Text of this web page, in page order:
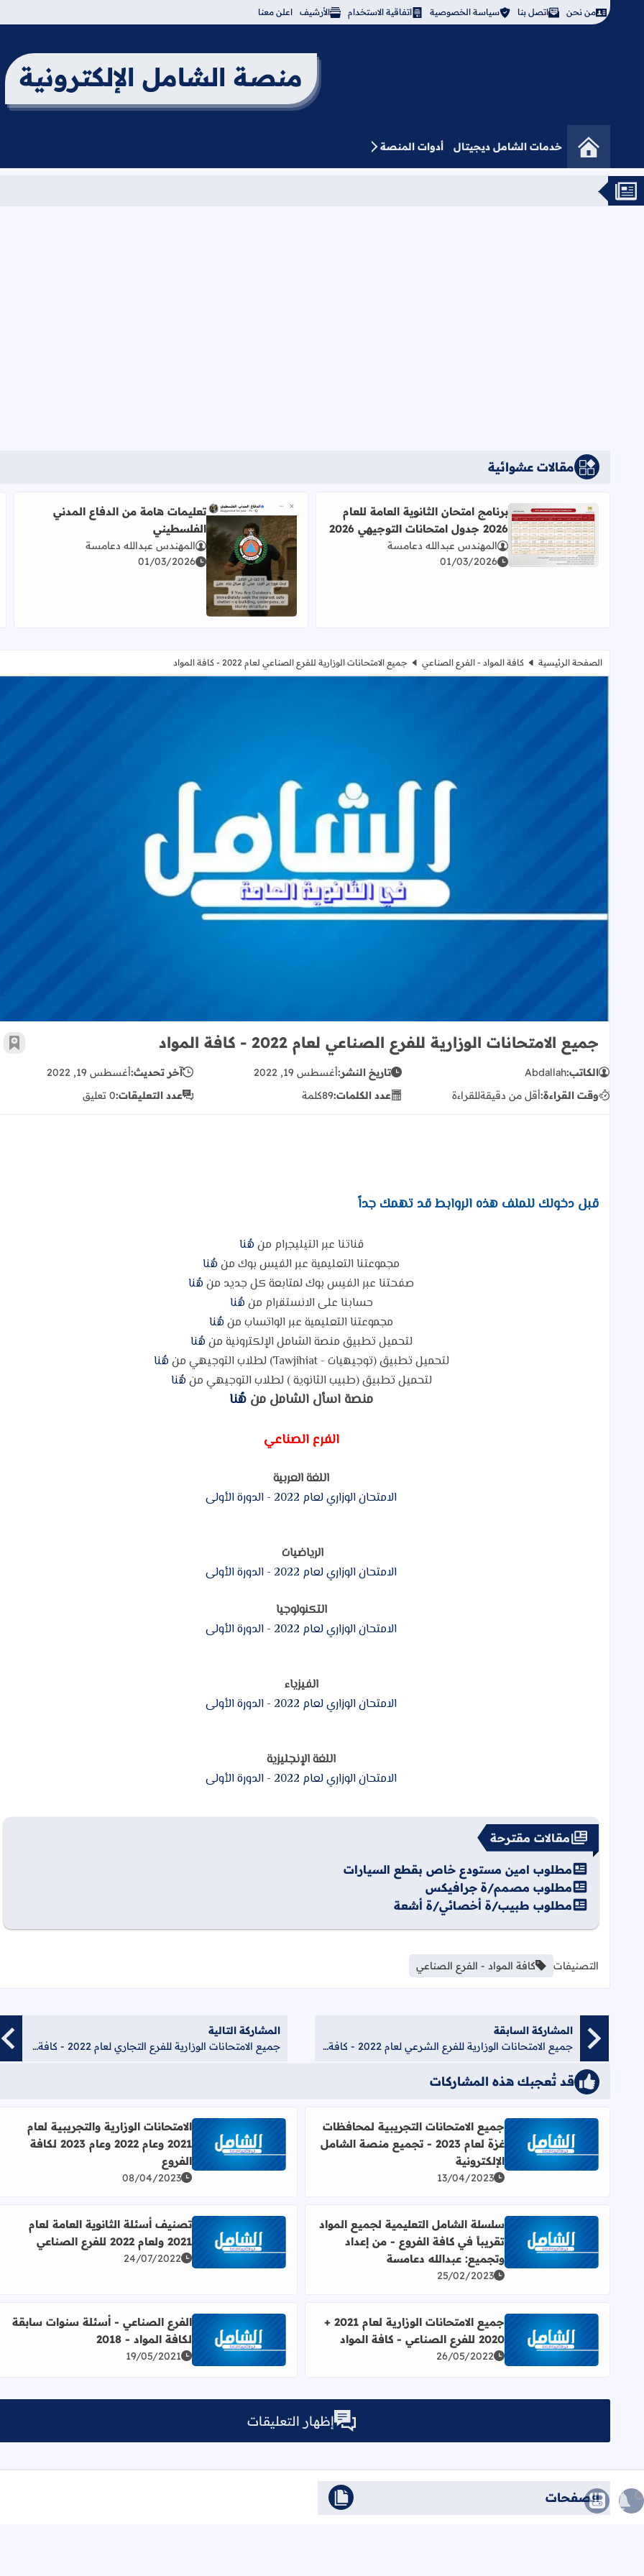
من نحن اتصل بنا سياسة الخصوصية اتفاقية الاستخدام الأرشيف اعلن معنا
منصة الشامل الإلكترونية
خدمات الشامل ديجيتال أدوات المنصة
مقالات عشوائية
اقرأ المزيد عن برنامج امتحان الثانوية العامة للعام 2026 جدول امتحانات التوجيهي 2026
برنامج امتحان الثانوية العامة للعام
2026 جدول امتحانات التوجيهي 2026
المهندس عبدالله دعامسة
01/03/2026
اقرأ المزيد عن تعليمات هامة من الدفاع المدني الفلسطيني
تعليمات هامة من الدفاع المدني
الفلسطيني
المهندس عبدالله دعامسة
01/03/2026
الصفحة الرئيسية كافة المواد - الفرع الصناعي جميع الامتحانات الوزارية للفرع الصناعي لعام 2022 - كافة المواد
جميع الامتحانات الوزارية للفرع الصناعي لعام 2022 - كافة المواد
جميع الامتحانات الوزارية للفرع الصناعي لعام 2022 - كافة المواد
الكاتب:Abdallah تاريخ النشر:أغسطس 19, 2022 آخر تحديث:أغسطس 19, 2022
وقت القراءة:أقل من دقيقةللقراءة عدد الكلمات:89كلمة عدد التعليقات:0 تعليق
قبل دخولك للملف هذه الروابط قد تهمك جداً
قناتنا عبر التيليجرام منهُنا
مجموعتنا التعليمية عبر الفيس بوك منهُنا
صفحتنا عبر الفيس بوك لمتابعة كل جديد منهُنا
حسابنا على الانستقرام منهُنا
مجموعتنا التعليمية عبر الواتساب منهُنا
لتحميل تطبيق منصة الشامل الإلكترونية منهُنا
لتحميل تطبيق (توجيهيات - Tawjihiat) لطلاب التوجيهي من
هُنا
لتحميل تطبيق (طبيب الثانوية ) لطلاب التوجيهي منهُنا
منصة اسأل الشامل من هُنا
الفرع الصناعي
اللغة العربية
الامتحان الوزاري لعام 2022 - الدورة الأولى
الرياضيات
الامتحان الوزاري لعام 2022 - الدورة الأولى
التكنولوجيا
الامتحان الوزاري لعام 2022 - الدورة الأولى
الفيزياء
الامتحان الوزاري لعام 2022 - الدورة الأولى
اللغة الإنجليزية
الامتحان الوزاري لعام 2022 - الدورة الأولى
مقالات مقترحة
مطلوب امين مستودع خاص بقطع السيارات
مطلوب مصمم/ة جرافيكس
مطلوب طبيب/ة أخصائي/ة أشعة
التصنيفات كافة المواد - الفرع الصناعي
المشاركة السابقة
جميع الامتحانات الوزارية للفرع الشرعي لعام 2022 - كافة المواد
المشاركة التالية
جميع الامتحانات الوزارية للفرع التجاري لعام 2022 - كافة المواد
قد تُعجبك هذه المشاركات
اقرأ المزيد عن جميع الامتحانات التجريبية لمحافظات غزة لعام 2023 - تجميع منصة الشامل الإلكترونية
جميع الامتحانات التجريبية لمحافظات
غزة لعام 2023 - تجميع منصة الشامل
الإلكترونية
13/04/2023
اقرأ المزيد عن الامتحانات الوزارية والتجريبية لعام 2021 وعام 2022 وعام 2023 لكافة الفروع
الامتحانات الوزارية والتجريبية لعام
2021 وعام 2022 وعام 2023 لكافة
الفروع
08/04/2023
اقرأ المزيد عن سلسلة الشامل التعليمية لجميع المواد تقريباً في كافة الفروع - من إعداد وتجميع: عبدالله دعامسة
سلسلة الشامل التعليمية لجميع المواد
تقريباً في كافة الفروع - من إعداد
وتجميع: عبدالله دعامسة
25/02/2023
اقرأ المزيد عن تصنيف أسئلة الثانوية العامة لعام 2021 ولعام 2022 للفرع الصناعي
تصنيف أسئلة الثانوية العامة لعام
2021 ولعام 2022 للفرع الصناعي
24/07/2022
اقرأ المزيد عن جميع الامتحانات الوزارية لعام 2021 + 2020 للفرع الصناعي - كافة المواد
جميع الامتحانات الوزارية لعام 2021 +
2020 للفرع الصناعي - كافة المواد
26/05/2022
اقرأ المزيد عن الفرع الصناعي - أسئلة سنوات سابقة لكافة
الفرع الصناعي - أسئلة سنوات سابقة
لكافة المواد - 2018
19/05/2021
إظهار التعليقات
الصفحات